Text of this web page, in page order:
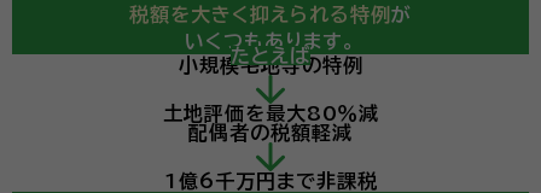
計算の結果、
相続税の申告が必要になりそう・・・
という診断が出ても、
ここからが重要です。
税額を大きく抑えられる特例 が
いくつもあります。
たとえば
小規模宅地等の特例
土地評価を最大80％減
配偶者の税額軽減
1億6千万円まで非課税